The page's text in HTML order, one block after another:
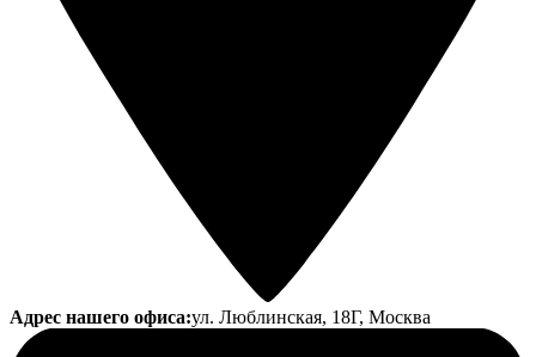
Адрес нашего офиса:ул. Люблинская, 18Г, Москва